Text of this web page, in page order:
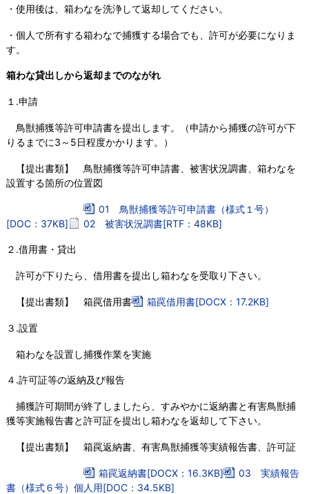
・使用後は、箱わなを洗浄して返却してください。
・個人で所有する箱わなで捕獲する場合でも、許可が必要になりま
す。
箱わな貸出しから返却までのながれ
１.申請
鳥獣捕獲等許可申請書を提出します。（申請から捕獲の許可が下
りるまでに3～5日程度かかります。）
【提出書類】 鳥獣捕獲等許可申請書、被害状況調書、箱わなを
設置する箇所の位置図
01 鳥獣捕獲等許可申請書（様式１号）
[DOC：37KB]
02 被害状況調書[RTF：48KB]
２.借用書・貸出
許可が下りたら、借用書を提出し箱わなを受取り下さい。
【提出書類】 箱罠借用書 箱罠借用書[DOCX：17.2KB]
３.設置
箱わなを設置し捕獲作業を実施
４.許可証等の返納及び報告
捕獲許可期間が終了しましたら、すみやかに返納書と有害鳥獣捕
獲等実施報告書と許可証を提出し箱わなを返却して下さい。
【提出書類】 箱罠返納書、有害鳥獣捕獲等実績報告書、許可証
箱罠返納書[DOCX：16.3KB]
03 実績報告
書（様式６号）個人用[DOC：34.5KB]